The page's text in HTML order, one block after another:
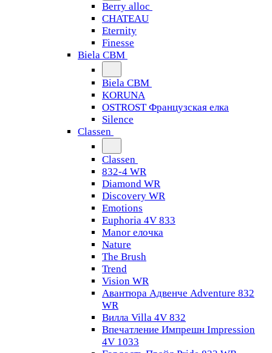
Berry alloc
CHATEAU
Eternity
Finesse
Biela CBM
Biela CBM
KORUNA
OSTROST Французская елка
Silence
Classen
Classen
832-4 WR
Diamond WR
Discovery WR
Emotions
Euphoria 4V 833
Manor елочка
Nature
The Brush
Trend
Vision WR
Авантюра Адвенче Adventure 832
WR
Вилла Villa 4V 832
Впечатление Импрешн Impression
4V 1033